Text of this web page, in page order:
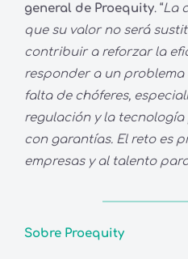
general de Proequity. “La
que su valor no será
contribuir a reforzar la
responder a un
falta de chóferes,
regulación y la
con garantías. El reto es
empresas y al talento
Sobre Proequity